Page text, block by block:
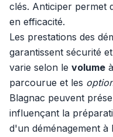
clés. Anticiper permet
en efficacité.
Les prestations des
garantissent sécurité
varie selon le volume
parcourue et les
Blagnac peuvent
influençant la
d'un déménagement à